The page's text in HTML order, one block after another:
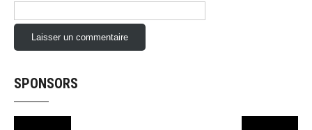
SPONSORS